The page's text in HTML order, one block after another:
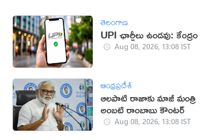
తెలంగాణ
UPI ఛార్జీలు ఉండవు: కేంద్రం
Aug 08, 2026, 13:08 IST
ఆంధ్రప్రదేశ్
ఆలపాటి రాజాకు మాజీ మంత్రి
అంబటి రాంబాబు కౌంటర్‌
Aug 08, 2026, 13:08 IST